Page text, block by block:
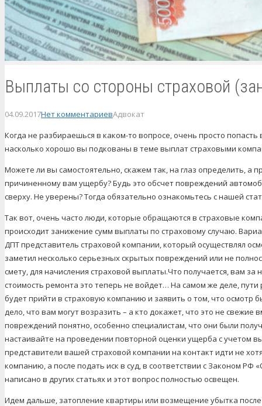
Выплаты со стороны страховой
04.09.2017Нет комментариевАдвокат
Когда не разбираешься в каком-то вопросе, очень просто
насколько хорошо вы подкованы в теме выплат страховыми
Можете ли вы самостоятельно, скажем так, на глаз определить, а
причиненному вам ущербу? Будь это обсчет повреждений
сверху. Не уверены? Тогда обязательно ознакомьтесь с нашей
Так вот, очень часто люди, которые обращаются в страховые
происходит занижение сумм выплаты по страховому случаю.
ДПТ представитель страховой компании, который осуществлял
заметил несколько серьезных скрытых повреждений или не
смету, для начисления страховой выплаты.Что получается, вам
стоимость ремонта это теперь не войдет… На самом же деле,
будет прийти в страховую компанию и заявить о том, что
дело, что вам могут возразить – а кто докажет, что это не
повреждений понятно, особенно специалистам, что они были
настаивайте на проведении повторной оценки ущерба с учетом
представители вашей страховой компании на контакт идти не
компанию, а после подать иск в суд, в соответствии с Законом
написано в других статьях и этот вопрос полностью освещен.
Идем дальше, затопление квартиры или возмещение убытка